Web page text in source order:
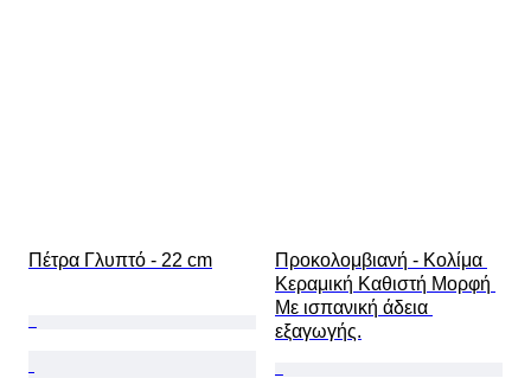
Πέτρα Γλυπτό - 22 cm
Προκολομβιανή - Κολίμα
Κεραμική Καθιστή Μορφή
Με ισπανική άδεια
εξαγωγής.